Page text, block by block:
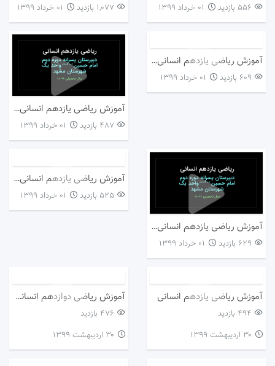
556 بازدید ۰۱ خرداد ۱۳۹۹ 1,077 بازدید ۰۱ خرداد ۱۳۹۹
آموزش ریاضی یازدهم انسانی.پایه آموزش
609 بازدید ۰۱ خرداد ۱۳۹۹
آموزش ریاضی یازدهم انسانی.سری زمانی۱
487 بازدید ۰۱ خرداد ۱۳۹۹
آموزش ریاضی یازدهم انسانی.سری زمانی۲
629 بازدید ۰۱ خرداد ۱۳۹۹
آموزش ریاضی یازدهم انسانی.توده بدنی
525 بازدید ۰۱ خرداد ۱۳۹۹
آموزش ریاضی یازدهم انسانی
494 بازدید
۳۰ اردیبهشت ۱۳۹۹
آموزش ریاضی دوازدهم انسانی.دنباله ای حسابی
476 بازدید
۳۰ اردیبهشت ۱۳۹۹